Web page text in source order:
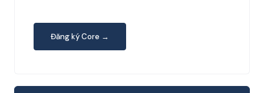
Đăng ký Core →